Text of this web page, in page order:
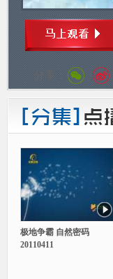
分享：
极地争霸 自然密码
20110411